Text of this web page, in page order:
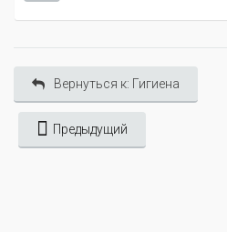
Вернуться к: Гигиена
Предыдущий